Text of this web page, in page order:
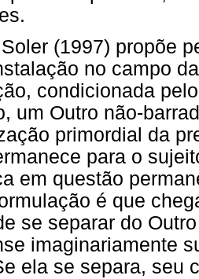
(1997) propõe
no campo
condicionada
um Outro não-
primordial da
para o
em questão
é que
se separar do
imaginariamente
ela se separa, seu